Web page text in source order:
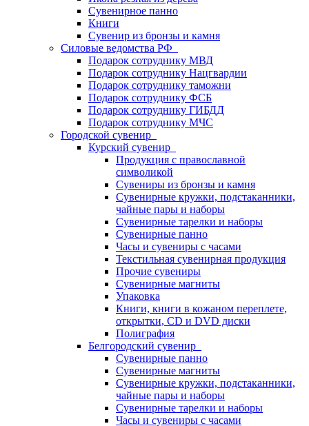
Сувенирное панно
Книги
Сувенир из бронзы и камня
Силовые ведомства РФ
Подарок сотруднику МВД
Подарок сотруднику Нацгвардии
Подарок сотруднику таможни
Подарок сотруднику ФСБ
Подарок сотруднику ГИБДД
Подарок сотруднику МЧС
Городской сувенир
Курский сувенир
Продукция с православной
символикой
Сувениры из бронзы и камня
Сувенирные кружки, подстаканники,
чайные пары и наборы
Сувенирные тарелки и наборы
Сувенирные панно
Часы и сувениры с часами
Текстильная сувенирная продукция
Прочие сувениры
Сувенирные магниты
Упаковка
Книги, книги в кожаном переплете,
открытки, CD и DVD диски
Полиграфия
Белгородский сувенир
Сувенирные панно
Сувенирные магниты
Сувенирные кружки, подстаканники,
чайные пары и наборы
Сувенирные тарелки и наборы
Часы и сувениры с часами